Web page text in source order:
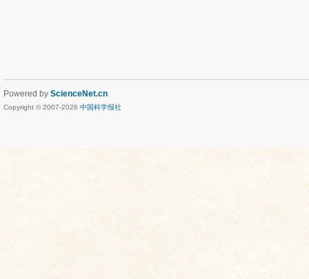
Powered by ScienceNet.cn
Copyright © 2007-2026 中国科学报社